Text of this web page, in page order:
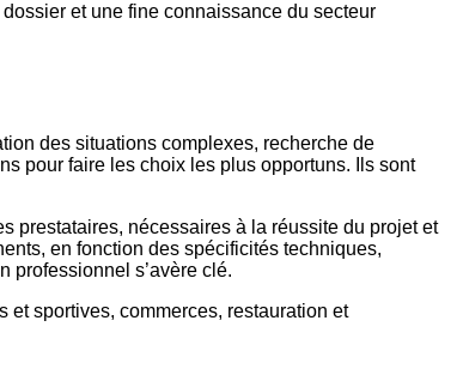
et une fine connaissance du secteur
des situations complexes, recherche de
pour faire les choix les plus opportuns. Ils sont
prestataires, nécessaires à la réussite du projet et
en fonction des spécificités techniques,
professionnel s’avère clé.
sportives, commerces, restauration et